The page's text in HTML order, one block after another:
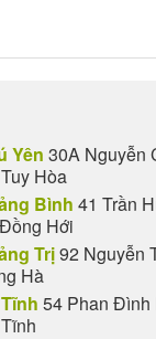
Yên 30A Nguyễn
Hòa
Bình 41 Trần
Hới
Trị92 Nguyễn
Hà
54 Phan Đình